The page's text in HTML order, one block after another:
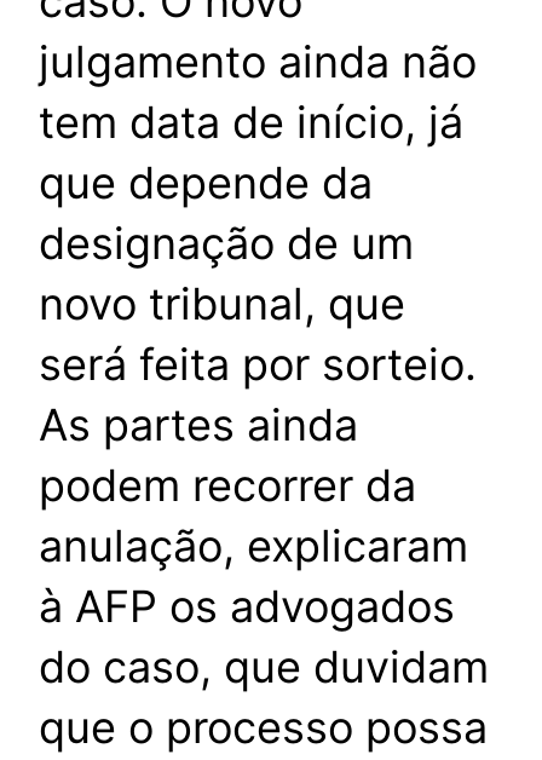
julgamento ainda não
tem data de início, já
que depende da
designação de um
novo tribunal, que
será feita por sorteio.
As partes ainda
podem recorrer da
anulação, explicaram
à AFP os advogados
do caso, que duvidam
que o processo possa